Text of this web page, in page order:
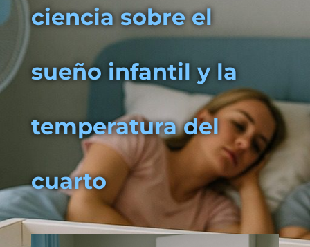
ciencia sobre el
sueño infantil y la
temperatura del
cuarto